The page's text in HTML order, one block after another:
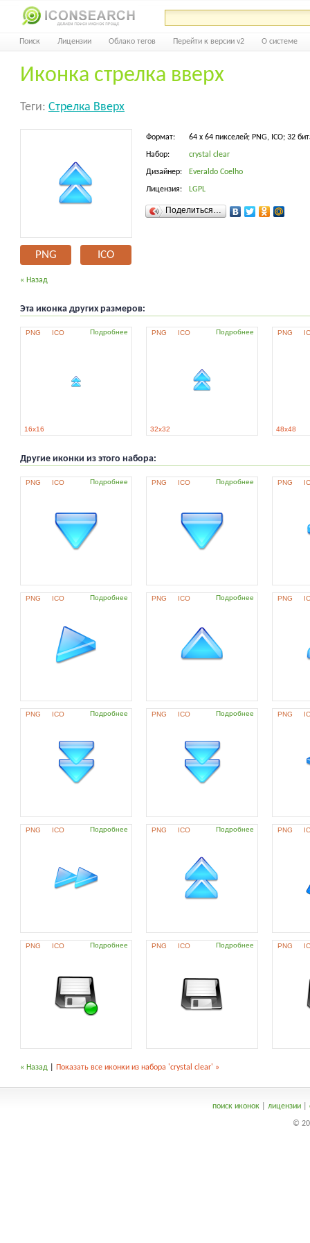
Поиск Лицензии Облако тегов Перейти к версии v2 О системе
Иконка стрелка вверх
Теги: Стрелка Вверх
PNG ICO
Формат: 64 x 64 пикселей; PNG, ICO; 32
Набор: crystal clear
Дизайнер: Everaldo Coelho
Лицензия: LGPL
Поделиться…
« Назад
Эта иконка других размеров:
PNG ICO Подробнее
16x16
PNG ICO Подробнее
32x32
PNG
48x48
Другие иконки из этого набора:
PNG ICO Подробнее PNG ICO Подробнее PNG
PNG ICO Подробнее PNG ICO Подробнее PNG
PNG ICO Подробнее PNG ICO Подробнее PNG
PNG ICO Подробнее PNG ICO Подробнее PNG
PNG ICO Подробнее PNG ICO Подробнее PNG
« Назад Показать все иконки из набора 'crystal clear' »
поиск иконок| лицензии|
©